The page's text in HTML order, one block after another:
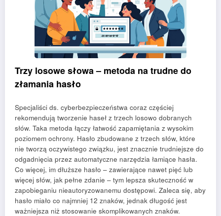
Trzy losowe słowa – metoda na trudne do
złamania hasło
Specjaliści ds. cyberbezpieczeństwa coraz częściej
rekomendują tworzenie haseł z trzech losowo dobranych
słów. Taka metoda łączy łatwość zapamiętania z wysokim
poziomem ochrony. Hasło zbudowane z trzech słów, które
nie tworzą oczywistego związku, jest znacznie trudniejsze do
odgadnięcia przez automatyczne narzędzia łamiące hasła.
Co więcej, im dłuższe hasło – zawierające nawet pięć lub
więcej słów, jak pełne zdanie – tym lepsza skuteczność w
zapobieganiu nieautoryzowanemu dostępowi. Zaleca się, aby
hasło miało co najmniej 12 znaków, jednak długość jest
ważniejsza niż stosowanie skomplikowanych znaków.